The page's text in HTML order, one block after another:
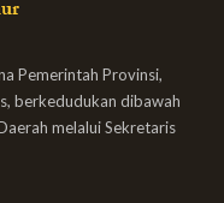
Pemerintah Provinsi,
berkedudukan dibawah
melalui Sekretaris